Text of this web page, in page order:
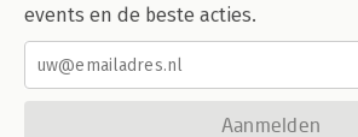
events en de beste acties.
Aanmelden